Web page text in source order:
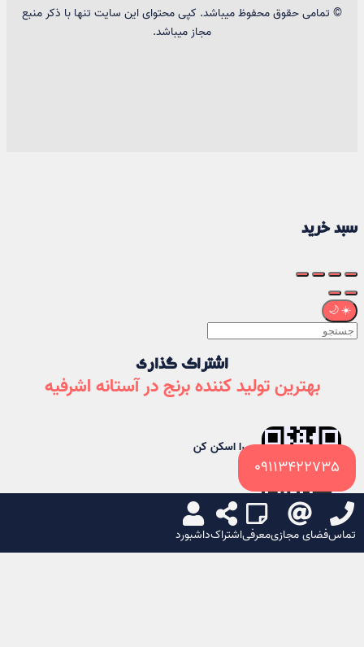
تماسفضای مجازیمعرفیاشتراکداشبورد
09113422735
© تمامی حقوق محفوظ میباشد. کپی محتوای این سایت تنها با ذکر منبع
مجاز میباشد.
سبد خرید
☀️
🌙
اشتراک گذاری
بهترین تولید کننده برنج در آستانه اشرفیه
من را اسکن کن
شبکه های اجتماعی